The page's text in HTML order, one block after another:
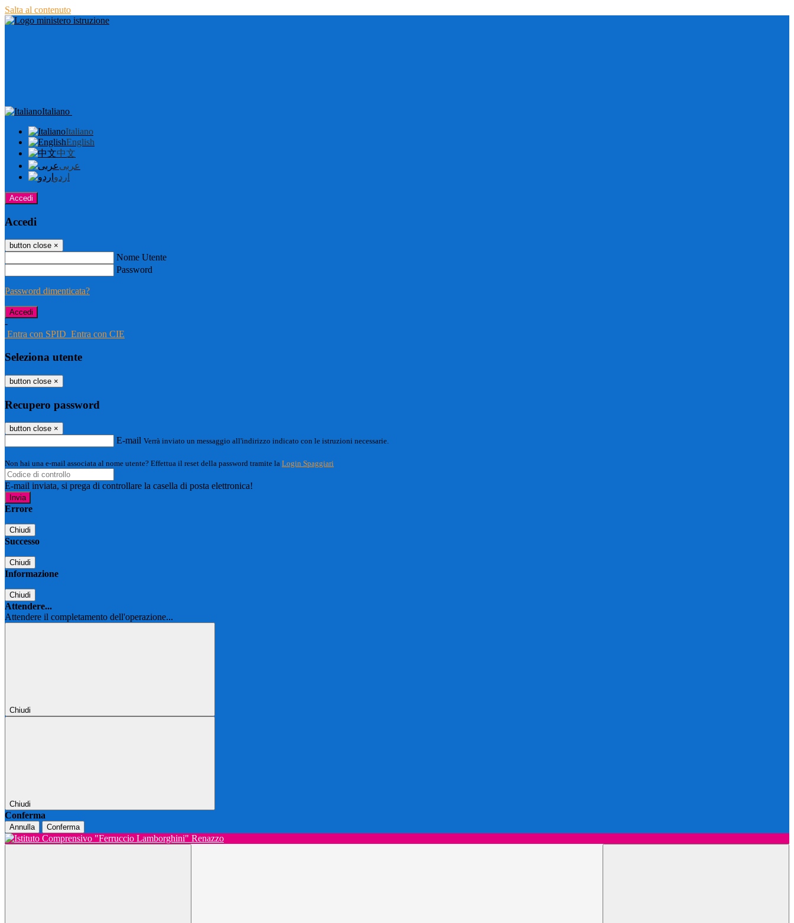
Salta al contenuto
Italiano
Italiano
English
中文
عربى
اردو
Accedi
Accedi
button close ×
Nome Utente
Password
Password dimenticata?
-
Entra con SPID Entra con CIE
Seleziona utente
button close ×
Recupero password
button close ×
E-mail Verrà inviato un messaggio all'indirizzo indicato con le istruzioni necessarie.
Non hai una e-mail associata al nome utente? Effettua il reset della password tramite la Login Spaggiari
E-mail inviata, si prega di controllare la casella di posta elettronica!
Errore
Chiudi
Successo
Chiudi
Informazione
Chiudi
Attendere...
Attendere il completamento dell'operazione...
Chiudi
Chiudi
Conferma
Annulla Conferma